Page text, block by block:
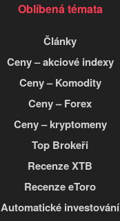
Oblíbená témata
Články
Ceny – akciové indexy
Ceny – Komodity
Ceny – Forex
Ceny – kryptomeny
Top Brokeři
Recenze XTB
Recenze eToro
Automatické investování